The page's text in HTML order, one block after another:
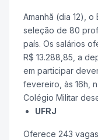
Amanhã (dia 12),
seleção de 80
país. Os salários
R$ 13.288,85, a
em participar
fevereiro, às 16h,
Colégio Militar
UFRJ
Oferece 243